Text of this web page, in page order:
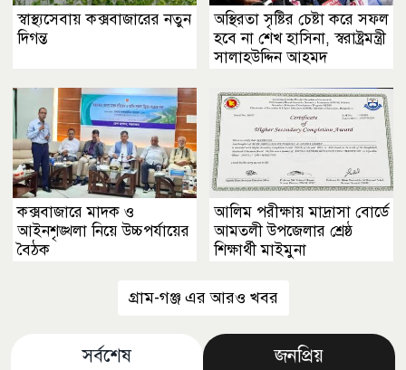
স্বাস্থ্যসেবায় কক্সবাজারের নতুন
দিগন্ত
অস্থিরতা সৃষ্টির চেষ্টা করে সফল
হবে না শেখ হাসিনা, স্বরাষ্ট্রমন্ত্রী
সালাহউদ্দিন আহমদ
কক্সবাজারে মাদক ও
আইনশৃঙ্খলা নিয়ে উচ্চপর্যায়ের
বৈঠক
আলিম পরীক্ষায় মাদ্রাসা বোর্ডে
আমতলী উপজেলার শ্রেষ্ঠ
শিক্ষার্থী মাইমুনা
গ্রাম-গঞ্জ এর আরও খবর
সর্বশেষ জনপ্রিয়